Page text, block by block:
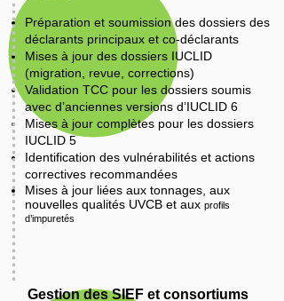
Préparation et soumission des dossiers des
déclarants principaux et co-déclarants
Mises à jour des dossiers IUCLID
(migration, revue, corrections)
Validation TCC pour les dossiers soumis
avec d’anciennes versions d’IUCLID 6
Mises à jour complètes pour les dossiers
IUCLID 5
Identification des vulnérabilités et actions
correctives recommandées
Mises à jour liées aux tonnages, aux
nouvelles qualités UVCB et aux profils
d’impuretés
Gestion des SIEF et consortiums